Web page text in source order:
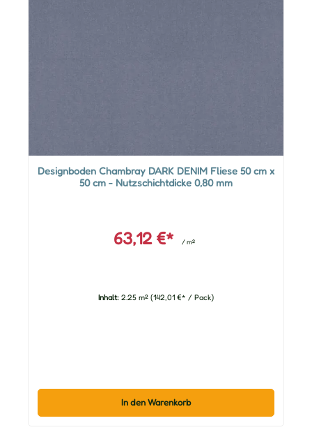
Designboden Chambray DARK DENIM Fliese 50 cm x
50 cm - Nutzschichtdicke 0,80 mm
63,12 €* / m²
Inhalt: 2.25 m² (142,01 €* / Pack)
In den Warenkorb